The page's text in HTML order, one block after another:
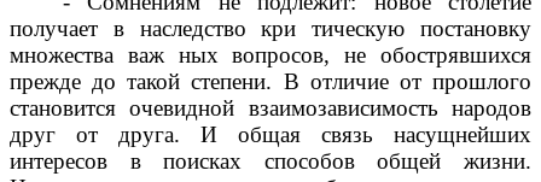
получает в наследство кри тическую постановку
множества важ ных вопросов, не обострявшихся
прежде до такой степени. В отличие от прошлого
становится очевидной взаимозависимость народов
друг от друга. И общая связь насущнейших
интересов в поисках способов общей жизни.